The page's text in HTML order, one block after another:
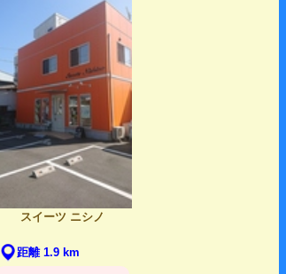
スイーツ ニシノ
距離 1.9 km